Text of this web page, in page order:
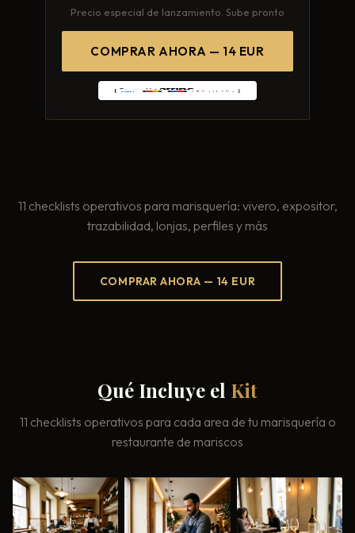
Cuánto cuesta abrir
Permisos en Madrid
Licencias Barcelona
Traspasar restaurante
Precio especial de lanzamiento. Sube pronto
COMPRAR AHORA — 14 EUR
11 checklists operativos para marisquería: vivero, expositor,
trazabilidad, lonjas, perfiles y más
COMPRAR AHORA — 14 EUR
Qué Incluye el Kit
11 checklists operativos para cada area de tu marisquería o
restaurante de mariscos